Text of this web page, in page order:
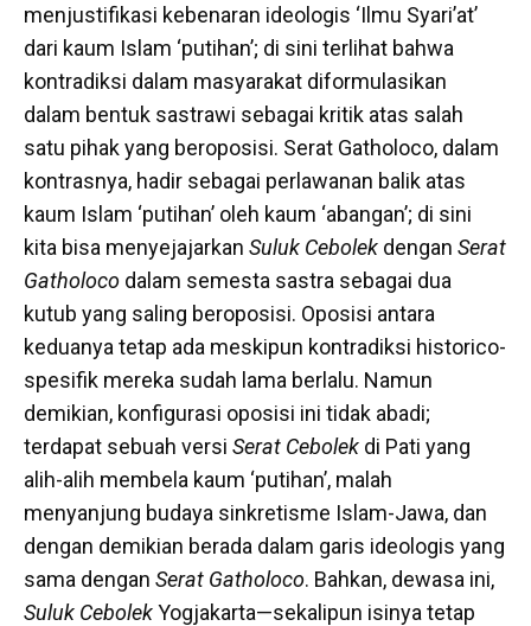
menjustifikasi kebenaran ideologis ‘Ilmu Syari’at’
dari kaum Islam ‘putihan’; di sini terlihat bahwa
kontradiksi dalam masyarakat diformulasikan
dalam bentuk sastrawi sebagai kritik atas salah
satu pihak yang beroposisi. Serat Gatholoco, dalam
kontrasnya, hadir sebagai perlawanan balik atas
kaum Islam ‘putihan’ oleh kaum ‘abangan’; di sini
kita bisa menyejajarkan Suluk Cebolek dengan Serat
Gatholoco dalam semesta sastra sebagai dua
kutub yang saling beroposisi. Oposisi antara
keduanya tetap ada meskipun kontradiksi historico-
spesifik mereka sudah lama berlalu. Namun
demikian, konfigurasi oposisi ini tidak abadi;
terdapat sebuah versi Serat Cebolek di Pati yang
alih-alih membela kaum ‘putihan’, malah
menyanjung budaya sinkretisme Islam-Jawa, dan
dengan demikian berada dalam garis ideologis yang
sama dengan Serat Gatholoco. Bahkan, dewasa ini,
Suluk CebolekYogjakarta—sekalipun isinya tetap